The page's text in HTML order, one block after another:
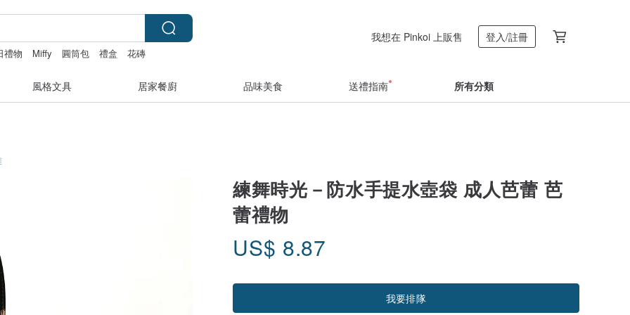
禮物 Miffy 圓筒包 禮盒 花磚
我想在 Pinkoi 上販售 登入/註冊
風格文具 居家餐廚 品味美食 送禮指南 所有分類
練舞時光－防水手提水壺袋 成人芭蕾 芭
蕾禮物
US$ 8.87
我要排隊